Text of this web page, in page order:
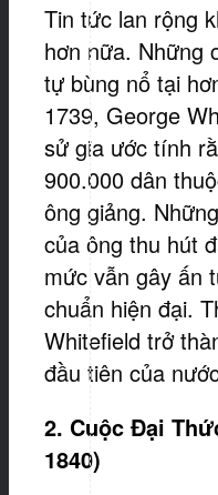
Tin tức lan rộng
hơn nữa. Những
tự bùng nổ tại
1739, George
sử gia ước tính
900.000 dân
ông giảng.
của ông thu hút
mức vẫn gây ấn
chuẩn hiện đại.
Whitefield trở
đầu tiên của
2. Cuộc Đại
1840)